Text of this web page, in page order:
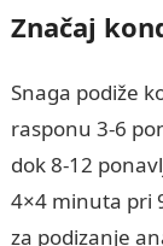
Značaj
Snaga podiže
rasponu 3-6
dok 8-12
4×4 minuta pri
za podizanje